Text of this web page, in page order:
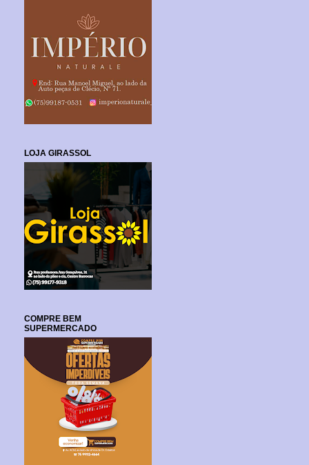
LOJA GIRASSOL
COMPRE BEM
SUPERMERCADO